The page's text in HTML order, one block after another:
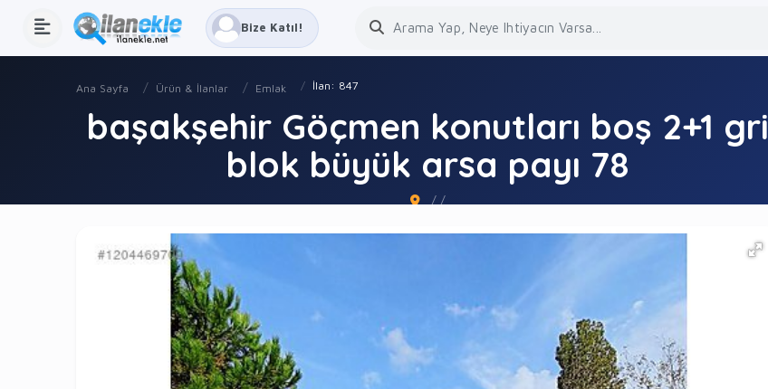
Bize Katıl!
Ana Sayfa Ürün & İlanlar Emlak İlan: 847
başakşehir Göçmen konutları boş 2+1 gri
blok büyük arsa payı 78
/ /